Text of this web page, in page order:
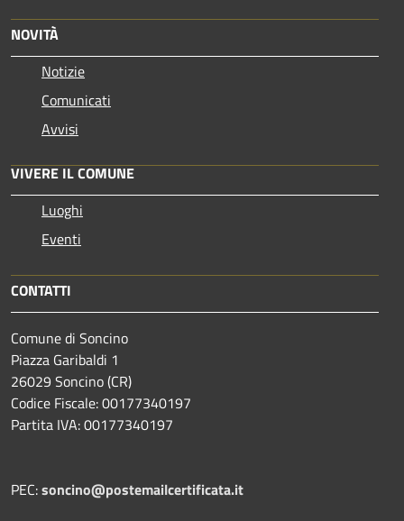
NOVITÀ
Notizie
Comunicati
Avvisi
VIVERE IL COMUNE
Luoghi
Eventi
CONTATTI
Comune di Soncino
Piazza Garibaldi 1
26029 Soncino (CR)
Codice Fiscale: 00177340197
Partita IVA: 00177340197
PEC:soncino@postemailcertificata.it